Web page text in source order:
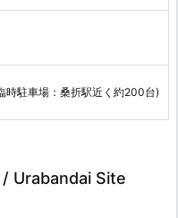
時駐車場：桑折駅近く約200台)
/ Urabandai Site